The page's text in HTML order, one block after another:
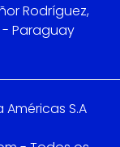
Rodríguez,
- Paraguay
S.A